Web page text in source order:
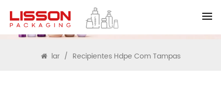
PROCURAR
lar / Recipientes Hdpe Com Tampas